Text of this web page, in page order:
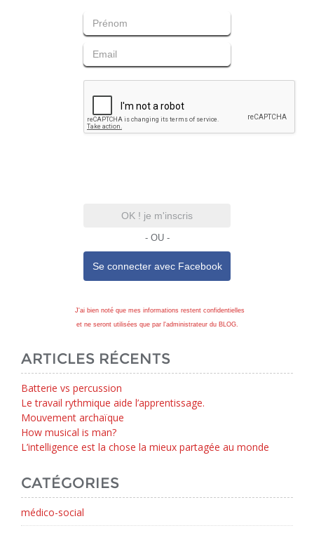
OK ! je m'inscris
- OU -
Se connecter avec Facebook
J'ai bien noté que mes informations restent confidentielles
et ne seront utilisées que par l'administrateur du BLOG.
ARTICLES RÉCENTS
Batterie vs percussion
Le travail rythmique aide l’apprentissage.
Mouvement archaïque
How musical is man?
L’intelligence est la chose la mieux partagée au monde
CATÉGORIES
médico-social